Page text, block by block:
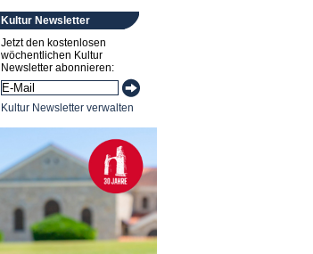
Kultur Newsletter
Jetzt den kostenlosen
wöchentlichen Kultur
Newsletter abonnieren:
Kultur Newsletter verwalten